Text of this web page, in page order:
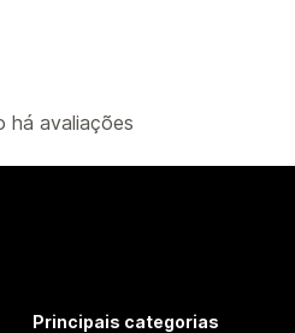
há avaliações
Principais categorias